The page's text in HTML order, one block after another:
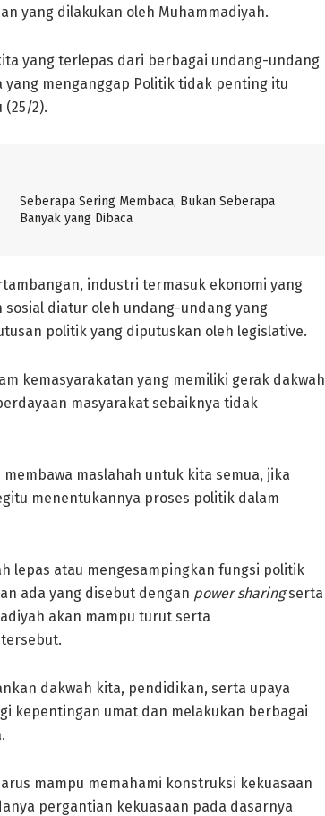
yang dilakukan oleh Muhammadiyah.
yang terlepas dari berbagai undang-undang
menganggap Politik tidak penting itu
(25/2).
Seberapa Sering Membaca, Bukan Seberapa
Banyak yang Dibaca
industri termasuk ekonomi yang
diatur oleh undang-undang yang
politik yang diputuskan oleh legislative.
kemasyarakatan yang memiliki gerak dakwah
masyarakat sebaiknya tidak
maslahah untuk kita semua, jika
menentukannya proses politik dalam
lepas atau mengesampingkan fungsi politik
ada yang disebut dengan power sharingserta
akan mampu turut serta
dakwah kita, pendidikan, serta upaya
kepentingan umat dan melakukan berbagai
mampu memahami konstruksi kekuasaan
pergantian kekuasaan pada dasarnya